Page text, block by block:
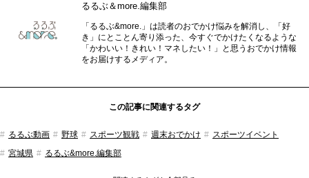
るるぶ＆more.編集部
「るるぶ&more.」は読者のおでかけ悩みを解消し、「好
き」にとことん寄り添った、今すぐでかけたくなるような
「かわいい！きれい！マネしたい！」と思うおでかけ情報
をお届けするメディア。
この記事に関連するタグ
るるぶ動画 野球 スポーツ観戦 週末おでかけ
スポーツイベント
宮城県
るるぶ&more.編集部